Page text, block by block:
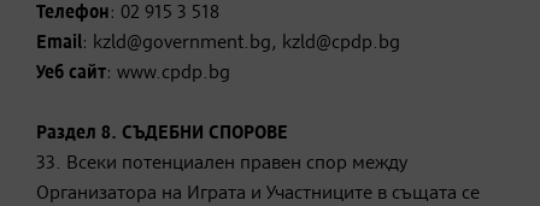
Телефон: 02 915 3 518
Email: kzld@government.bg, kzld@cpdp.bg
Уеб сайт: www.cpdp.bg
Раздел 8. СЪДЕБНИ СПОРОВЕ
33. Всеки потенциален правен спор между
Организатора на Играта и Участниците в същата се